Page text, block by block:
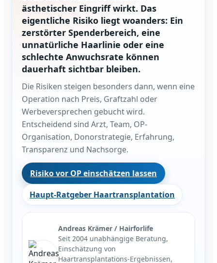
ästhetischer Eingriff wirkt. Das
eigentliche Risiko liegt woanders: Ein
zerstörter Spenderbereich, eine
unnatürliche Haarlinie oder eine
schlechte Anwuchsrate können
dauerhaft sichtbar bleiben.
Die Risiken steigen besonders dann, wenn eine
Operation nach Preis, Graftzahl oder
Werbeversprechen gebucht wird.
Entscheidend sind Arzt, Team, OP-
Organisation, Donorstrategie, Erfahrung,
Transparenz und Nachsorge.
Risiko vor OP einschätzen lassen
Haupt-Ratgeber Haartransplantation
Andreas Krämer / Hairforlife
Seit 2004 unabhängige Beratung,
Einschätzung von
Haartransplantations-Ergebnissen,